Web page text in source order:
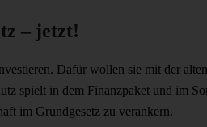
– jetzt!
Dafür wollen sie mit der
spielt in dem Finanzpaket und im
im Grundgesetz zu verankern.